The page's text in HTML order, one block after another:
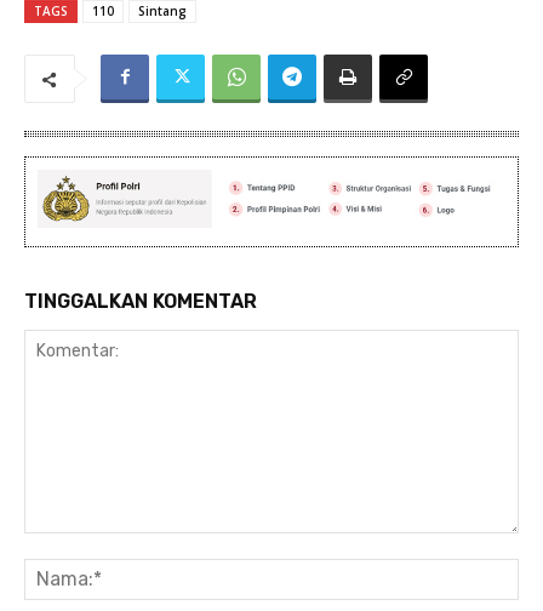
TAGS
110 Sintang
TINGGALKAN KOMENTAR